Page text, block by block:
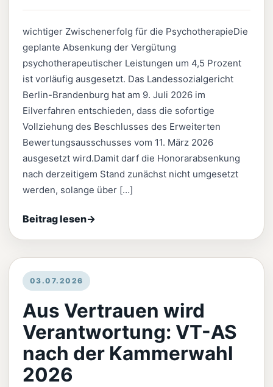
wichtiger Zwischenerfolg für die PsychotherapieDie
geplante Absenkung der Vergütung
psychotherapeutischer Leistungen um 4,5 Prozent
ist vorläufig ausgesetzt. Das Landessozialgericht
Berlin-Brandenburg hat am 9. Juli 2026 im
Eilverfahren entschieden, dass die sofortige
Vollziehung des Beschlusses des Erweiterten
Bewertungsausschusses vom 11. März 2026
ausgesetzt wird.Damit darf die Honorarabsenkung
nach derzeitigem Stand zunächst nicht umgesetzt
werden, solange über […]
Beitrag lesen→
03.07.2026
Aus Vertrauen wird
Verantwortung: VT-AS
nach der Kammerwahl
2026